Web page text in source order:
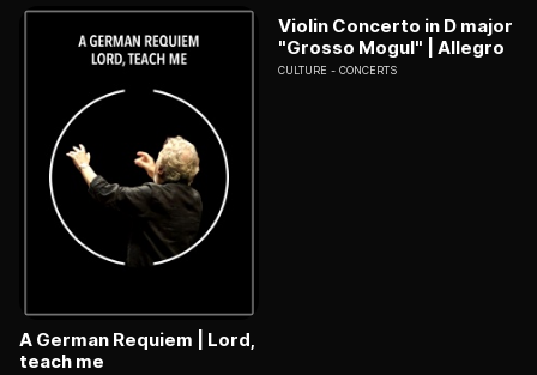
A German Requiem | Lord,
teach me
Violin Concerto in D major
"Grosso Mogul" | Allegro
CULTURE CONCERTS